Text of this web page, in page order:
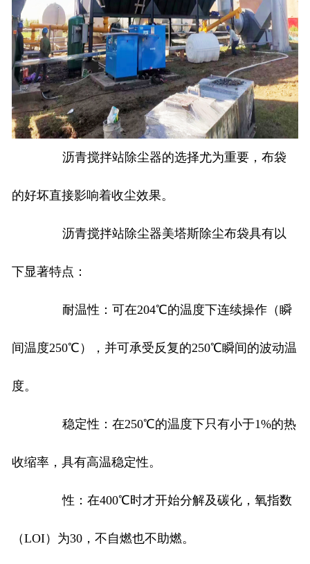
沥青搅拌站除尘器的选择尤为重要，布袋
的好坏直接影响着收尘效果。
沥青搅拌站除尘器美塔斯除尘布袋具有以
下显著特点：
耐温性：可在204℃的温度下连续操作（瞬
间温度250℃），并可承受反复的250℃瞬间的波动温
度。
稳定性：在250℃的温度下只有小于1%的热
收缩率，具有高温稳定性。
性：在400℃时才开始分解及碳化，氧指数
（LOI）为30，不自燃也不助燃。